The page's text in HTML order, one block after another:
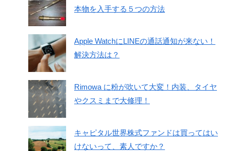
本物を入手する５つの方法
Apple WatchにLINEの通話通知が来ない！
解決方法は？
Rimowa に粉が吹いて大変！内装、タイヤ
やクスミまで大修理！
キャピタル世界株式ファンドは買ってはい
けないって、素人ですか？